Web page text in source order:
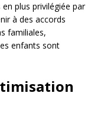
plus privilégiée par
à des accords
familiales,
enfants sont